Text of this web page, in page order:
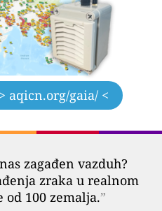
aqicn.org/gaia/ <
zagađen vazduh?
zraka u realnom
od 100 zemalja.”